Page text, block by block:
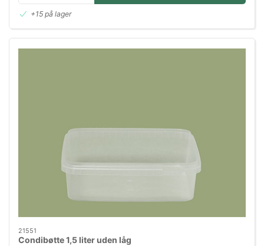
+15 på lager
21551
Condibøtte 1,5 liter uden låg